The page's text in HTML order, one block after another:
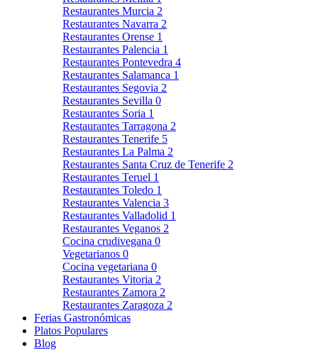
Restaurantes Murcia 2
Restaurantes Navarra 2
Restaurantes Orense 1
Restaurantes Palencia 1
Restaurantes Pontevedra 4
Restaurantes Salamanca 1
Restaurantes Segovia 2
Restaurantes Sevilla 0
Restaurantes Soria 1
Restaurantes Tarragona 2
Restaurantes Tenerife 5
Restaurantes La Palma 2
Restaurantes Santa Cruz de Tenerife 2
Restaurantes Teruel 1
Restaurantes Toledo 1
Restaurantes Valencia 3
Restaurantes Valladolid 1
Restaurantes Veganos 2
Cocina crudivegana 0
Vegetarianos 0
Cocina vegetariana 0
Restaurantes Vitoria 2
Restaurantes Zamora 2
Restaurantes Zaragoza 2
Ferias Gastronómicas
Platos Populares
Blog